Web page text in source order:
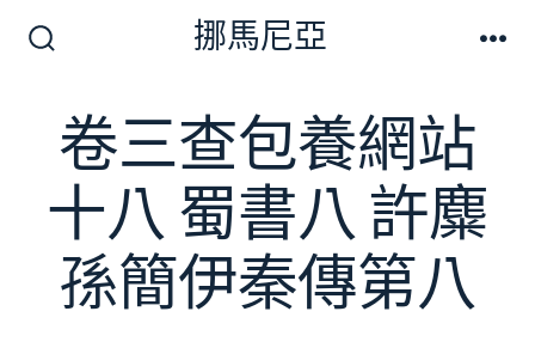
換
開
挪馬尼亞
卷三查包養網站
十八 蜀書八 許麋
孫簡伊秦傳第八